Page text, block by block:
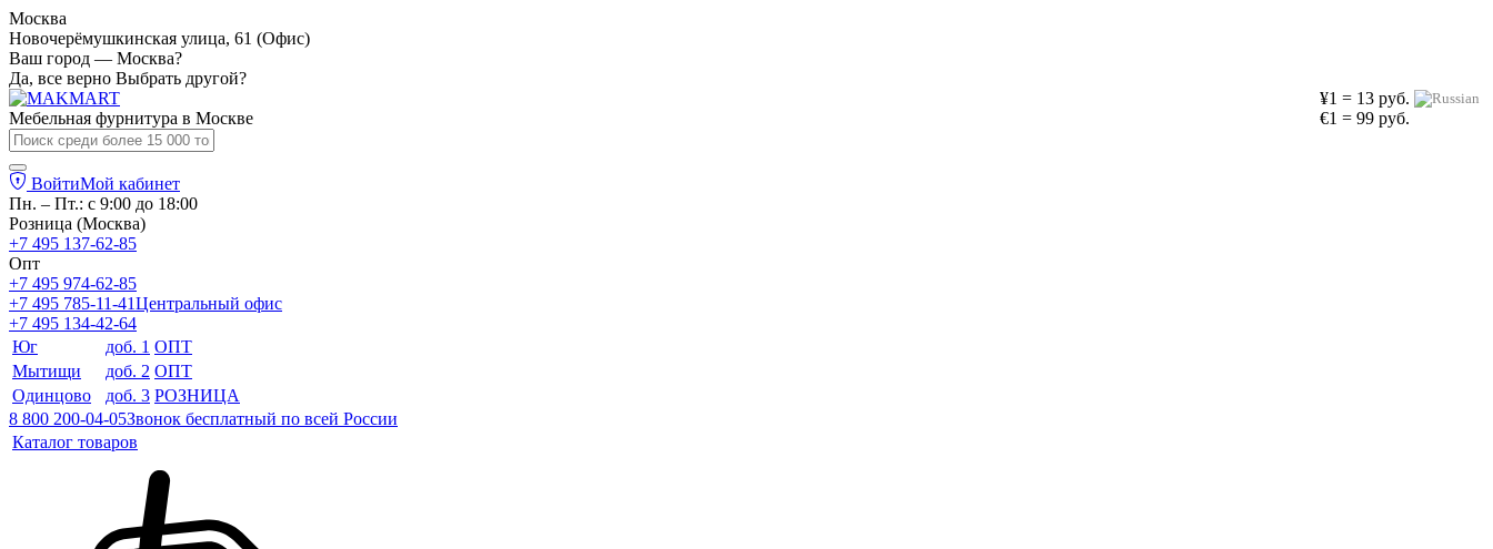
Москва
Новочерёмушкинская улица, 61 (Офис)
Ваш город — Москва?
Да, все верно Выбрать другой?
¥1 = 13 руб.
€1 = 99 руб.
Мебельная фурнитура в Москве
ВойтиМой кабинет
Пн. – Пт.: с 9:00 до 18:00
Розница (Москва)
+7 495 137-62-85
Опт
+7 495 974-62-85
+7 495 785-11-41Центральный офис
+7 495 134-42-64
Юг
доб. 1 ОПТ
Мытищи
доб. 2 ОПТ
Одинцово
доб. 3 РОЗНИЦА
8 800 200-04-05Звонок бесплатный по всей России
Каталог товаров